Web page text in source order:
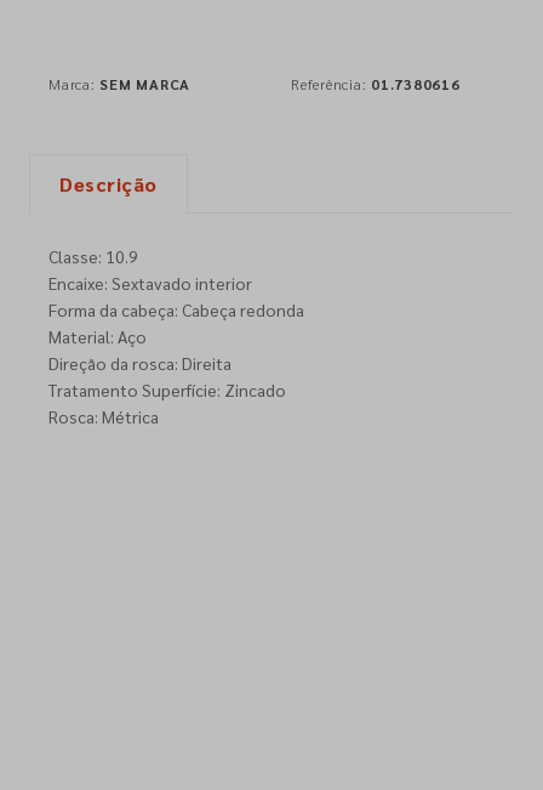
Marca: SEM MARCA Referência: 01.7380616
Descrição
Classe: 10.9
Encaixe: Sextavado interior
Forma da cabeça: Cabeça redonda
Material: Aço
Direção da rosca: Direita
Tratamento Superfície: Zincado
Rosca: Métrica